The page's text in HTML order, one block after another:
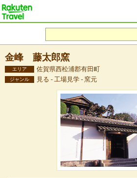
金峰 藤太郎窯
エリア 佐賀県西松浦郡有田町
ジャンル 見る - 工場見学 - 窯元